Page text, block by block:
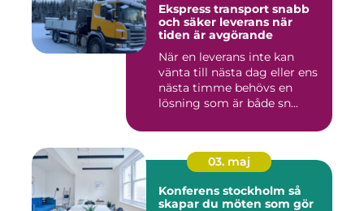
Ekspress transport snabb
och säker leverans när
tiden är avgörande
När en leverans inte kan
vänta till nästa dag eller ens
nästa timme behövs en
lösning som är både sn...
03. maj
Konferens stockholm så
skapar du möten som gör